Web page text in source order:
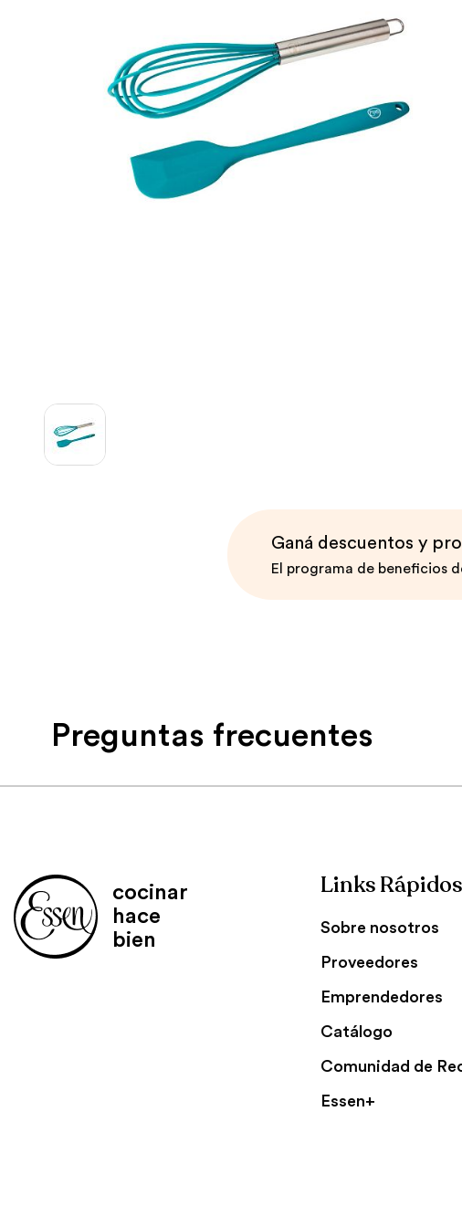
Ganá descuentos y
El programa de beneficios
Preguntas frecuentes
cocinar
hace
bien
Links Rápidos
Sobre nosotros
Proveedores
Emprendedores
Catálogo
Comunidad de
Essen+